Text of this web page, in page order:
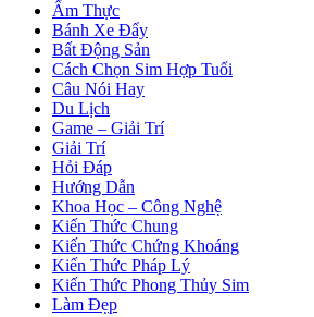
Ẩm Thực
Bánh Xe Đẩy
Bất Động Sản
Cách Chọn Sim Hợp Tuổi
Câu Nói Hay
Du Lịch
Game – Giải Trí
Giải Trí
Hỏi Đáp
Hướng Dẫn
Khoa Học – Công Nghệ
Kiến Thức Chung
Kiến Thức Chứng Khoáng
Kiến Thức Pháp Lý
Kiến Thức Phong Thủy Sim
Làm Đẹp